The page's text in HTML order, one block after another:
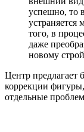
успешно, то
того, в
даже
новому
Центр предлагает
коррекции
отдельные